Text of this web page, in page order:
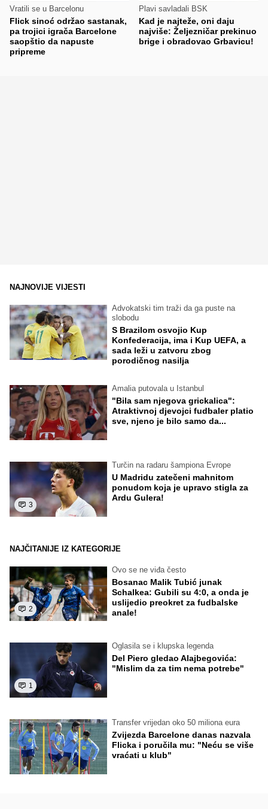
Vratili se u Barcelonu
Flick sinoć održao sastanak,
pa trojici igrača Barcelone
saopštio da napuste
pripreme
Plavi savladali BSK
Kad je najteže, oni daju
najviše: Željezničar prekinuo
brige i obradovao Grbavicu!
NAJNOVIJE VIJESTI
Advokatski tim traži da ga puste na
slobodu
S Brazilom osvojio Kup
Konfederacija, ima i Kup UEFA, a
sada leži u zatvoru zbog
porodičnog nasilja
Amalia putovala u Istanbul
"Bila sam njegova grickalica":
Atraktivnoj djevojci fudbaler platio
sve, njeno je bilo samo da...
3
Turčin na radaru šampiona Evrope
U Madridu zatečeni mahnitom
ponudom koja je upravo stigla za
Ardu Gulera!
NAJČITANIJE IZ KATEGORIJE
2
Ovo se ne viđa često
Bosanac Malik Tubić junak
Schalkea: Gubili su 4:0, a onda je
uslijedio preokret za fudbalske
anale!
1
Oglasila se i klupska legenda
Del Piero gledao Alajbegovića:
"Mislim da za tim nema potrebe"
Transfer vrijedan oko 50 miliona eura
Zvijezda Barcelone danas nazvala
Flicka i poručila mu: "Neću se više
vraćati u klub"